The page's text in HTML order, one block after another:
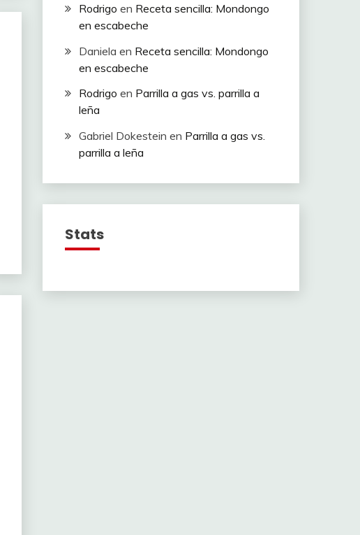
Rodrigo en Receta sencilla: Mondongo
en escabeche
Daniela en Receta sencilla: Mondongo
en escabeche
Rodrigo en Parrilla a gas vs. parrilla a
leña
Gabriel Dokestein en Parrilla a gas vs.
parrilla a leña
Stats